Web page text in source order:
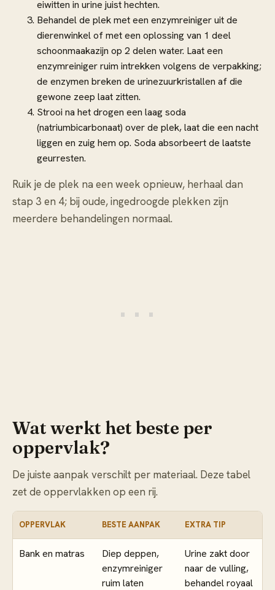
eiwitten in urine juist hechten.
Behandel de plek met een enzymreiniger uit de
dierenwinkel of met een oplossing van 1 deel
schoonmaakazijn op 2 delen water. Laat een
enzymreiniger ruim intrekken volgens de verpakking;
de enzymen breken de urinezuurkristallen af die
gewone zeep laat zitten.
Strooi na het drogen een laag soda
(natriumbicarbonaat) over de plek, laat die een nacht
liggen en zuig hem op. Soda absorbeert de laatste
geurresten.
Ruik je de plek na een week opnieuw, herhaal dan
stap 3 en 4; bij oude, ingedroogde plekken zijn
meerdere behandelingen normaal.
Wat werkt het beste per
oppervlak?
De juiste aanpak verschilt per materiaal. Deze tabel
zet de oppervlakken op een rij.
OPPERVLAK BESTE AANPAK EXTRA TIP
Bank en matras
Diep deppen,
enzymreiniger
ruim laten
Urine zakt door
naar de vulling,
behandel royaal